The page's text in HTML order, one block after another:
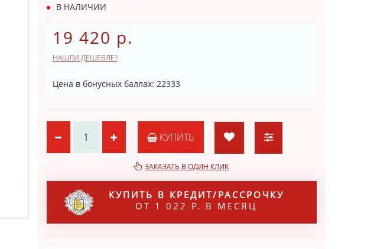
В НАЛИЧИИ
19 420 р.
НАШЛИ ДЕШЕВЛЕ?
Цена в бонусных баллах: 22333
КУПИТЬ
ЗАКАЗАТЬ В ОДИН КЛИК
КУПИТЬ В КРЕДИТ/РАССРОЧКУ
ОТ 1 022 Р. В МЕСЯЦ